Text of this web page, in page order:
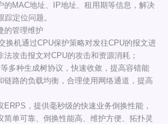
的MAC地址、IP地址、租用期等信息，解决
定位问题。
的管理维护
换机通过CPU保护策略对发往CPU的报文进
攻击报文对CPU的攻击和资源消耗；
多种生成树协议，快速收敛，提高容错能
链路的负载均衡，合理使用网络通道，提高
，提供毫秒级的快速业务倒换性能，
简单可靠、倒换性能高、维护方便、拓扑灵